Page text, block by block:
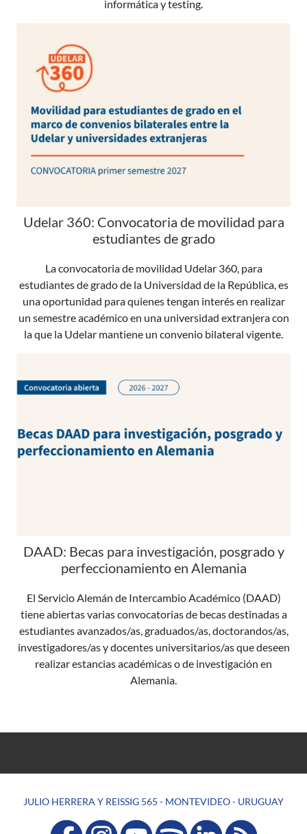
informática y testing.
Udelar 360: Convocatoria de movilidad para
estudiantes de grado
La convocatoria de movilidad Udelar 360, para
estudiantes de grado de la Universidad de la República, es
una oportunidad para quienes tengan interés en realizar
un semestre académico en una universidad extranjera con
la que la Udelar mantiene un convenio bilateral vigente.
DAAD: Becas para investigación, posgrado y
perfeccionamiento en Alemania
El Servicio Alemán de Intercambio Académico (DAAD)
tiene abiertas varias convocatorias de becas destinadas a
estudiantes avanzados/as, graduados/as, doctorandos/as,
investigadores/as y docentes universitarios/as que deseen
realizar estancias académicas o de investigación en
Alemania.
JULIO HERRERA Y REISSIG 565 - MONTEVIDEO - URUGUAY